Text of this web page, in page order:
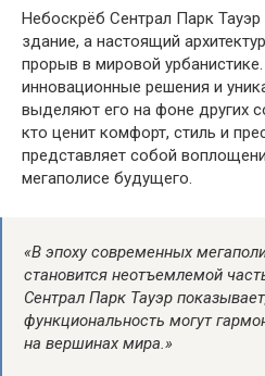
Небоскрёб Сентрал Парк
здание, а настоящий
прорыв в мировой
инновационные решения и
выделяют его на фоне других
кто ценит комфорт, стиль и
представляет собой
мегаполисе будущего.
«В эпоху современных
становится неотъемлемой
Сентрал Парк Тауэр
функциональность могут
на вершинах мира.»